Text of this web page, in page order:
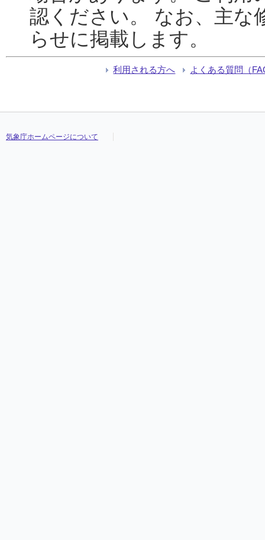
認ください。 なお、主な
らせに掲載します。
利用される方へ よくある質問（
気象庁ホームページについて